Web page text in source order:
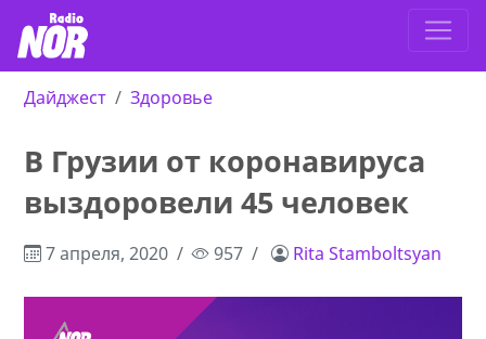
Дайджест Здоровье
В Грузии от коронавируса
выздоровели 45 человек
7 апреля, 2020 957 Rita Stamboltsyan